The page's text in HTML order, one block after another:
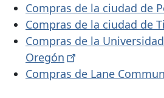
Compras de la ciudad de
Compras de la ciudad de
Compras de la
Oregón
Compras de Lane